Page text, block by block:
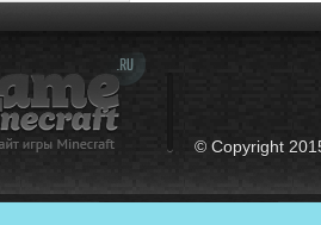
© Copyright